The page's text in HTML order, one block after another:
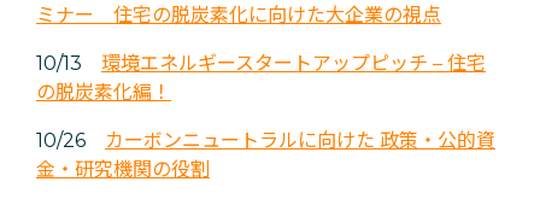
ミナー 住宅の脱炭素化に向けた大企業の視点
10/13 環境エネルギースタートアップピッチ – 住宅
の脱炭素化編！
10/26
カーボンニュートラルに向けた 政策・公的資
金・研究機関の役割